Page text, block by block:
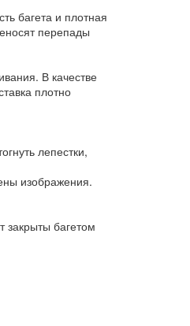
багета и плотная
перепады
В качестве
плотно
лепестки,
изображения.
закрыты багетом